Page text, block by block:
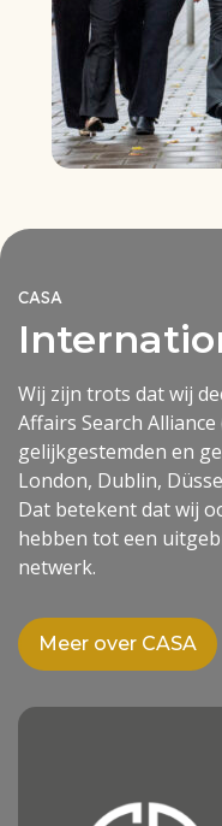
CASA
Wij zijn trots dat wij
Affairs Search Alliance
gelijkgestemden en
London, Dublin,
Dat betekent dat wij
hebben tot een
netwerk.
Meer over CASA